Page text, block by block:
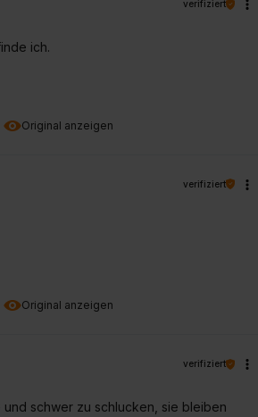
Original anzeigen
verifiziert
ich.
Original anzeigen
verifiziert
verifiziert
und schwer zu schlucken, sie bleiben